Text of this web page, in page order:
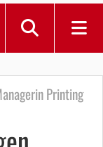
Printing